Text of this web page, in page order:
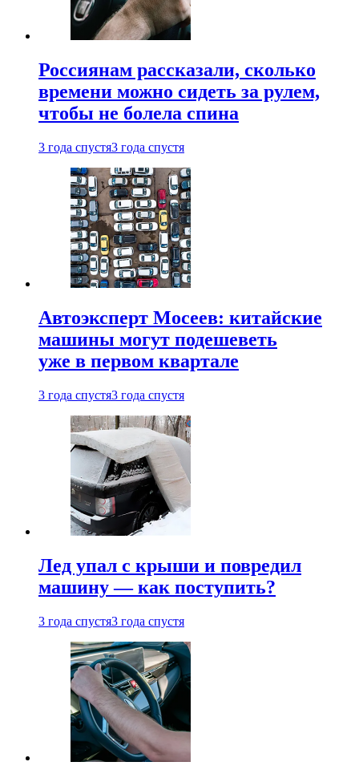
Россиянам рассказали, сколько
времени можно сидеть за рулем,
чтобы не болела спина
3 года спустя3 года спустя
Автоэксперт Мосеев: китайские
машины могут подешеветь
уже в первом квартале
3 года спустя3 года спустя
Лед упал с крыши и повредил
машину — как поступить?
3 года спустя3 года спустя